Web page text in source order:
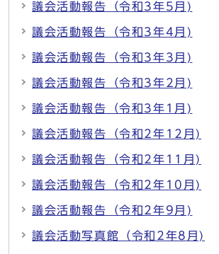
議会活動報告（令和3年5月)
議会活動報告（令和3年4月)
議会活動報告（令和3年3月)
議会活動報告（令和3年2月)
議会活動報告（令和3年1月)
議会活動報告（令和2年12月)
議会活動報告（令和2年11月)
議会活動報告（令和2年10月)
議会活動報告（令和2年9月)
議会活動写真館（令和2年8月)